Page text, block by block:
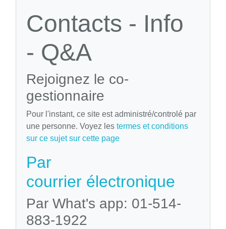
Contacts - Info
- Q&A
Rejoignez le co-
gestionnaire
Pour l'instant, ce site est administré/controlé par
une personne. Voyez les termes et conditions
sur ce sujet sur cette page
Par
courrier électronique
Par What's app: 01-514-
883-1922